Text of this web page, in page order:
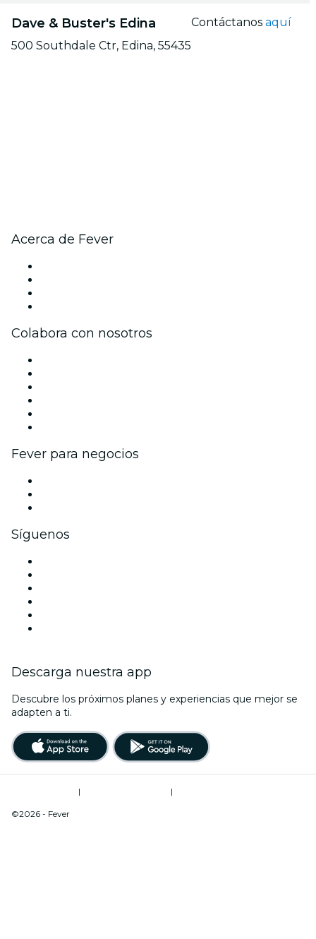
Dave & Buster's Edina
500 Southdale Ctr, Edina, 55435
Contáctanos aquí
Acerca de Fever
Colabora con nosotros
Fever para negocios
Síguenos
Descarga nuestra app
Descubre los próximos planes y experiencias que mejor se
adapten a ti.
|
|
©2026 - Fever